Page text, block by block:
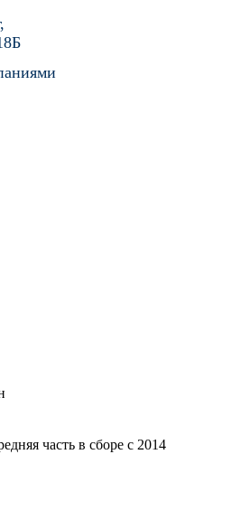
часть в сборе с 2014